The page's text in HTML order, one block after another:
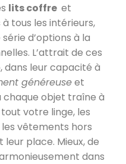
lits coffre et
tous les intérieurs,
d’options à la
L’attrait de ces
dans leur capacité à
généreuseet
chaque objet traîne à
votre linge, les
vêtements hors
place. Mieux, de
dans